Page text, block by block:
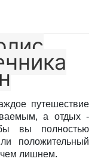
путешествие
а отдых -
вы полностью
положительный
чем лишнем.